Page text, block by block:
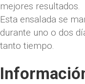
mejores resultados.
Esta ensalada se
durante uno o dos
tanto tiempo.